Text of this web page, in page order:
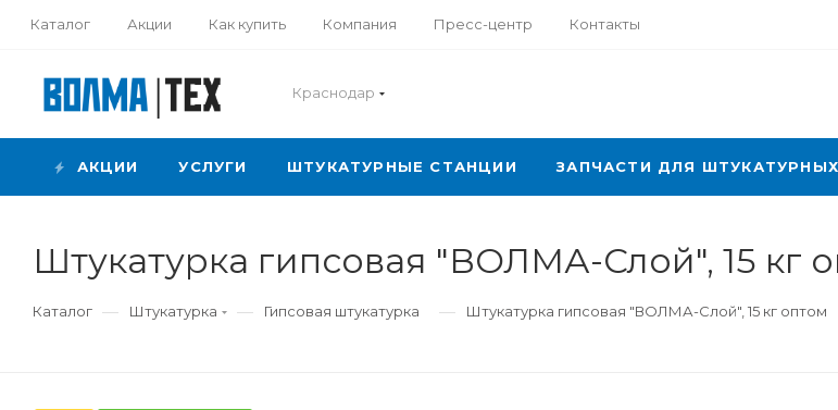
Каталог Акции Как купить Компания Пресс-центр Контакты
Краснодар
АКЦИИ УСЛУГИ ШТУКАТУРНЫЕ СТАНЦИИ ЗАПЧАСТИ ДЛЯ
Штукатурка гипсовая "ВОЛМА-Слой", 15 кг
Каталог — Штукатурка — Гипсовая штукатурка — Штукатурка гипсовая "ВОЛМА-Слой", 15 кг оптом